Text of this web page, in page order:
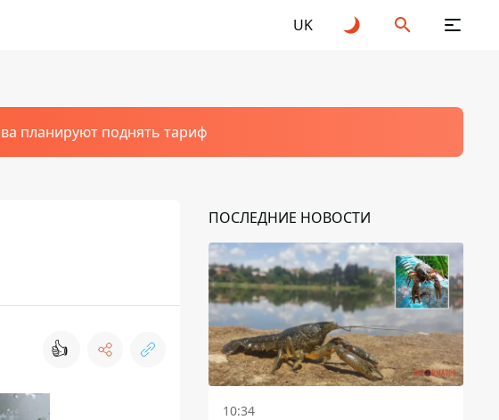
UK
планируют поднять тариф
👍
ПОСЛЕДНИЕ НОВОСТИ
10:34